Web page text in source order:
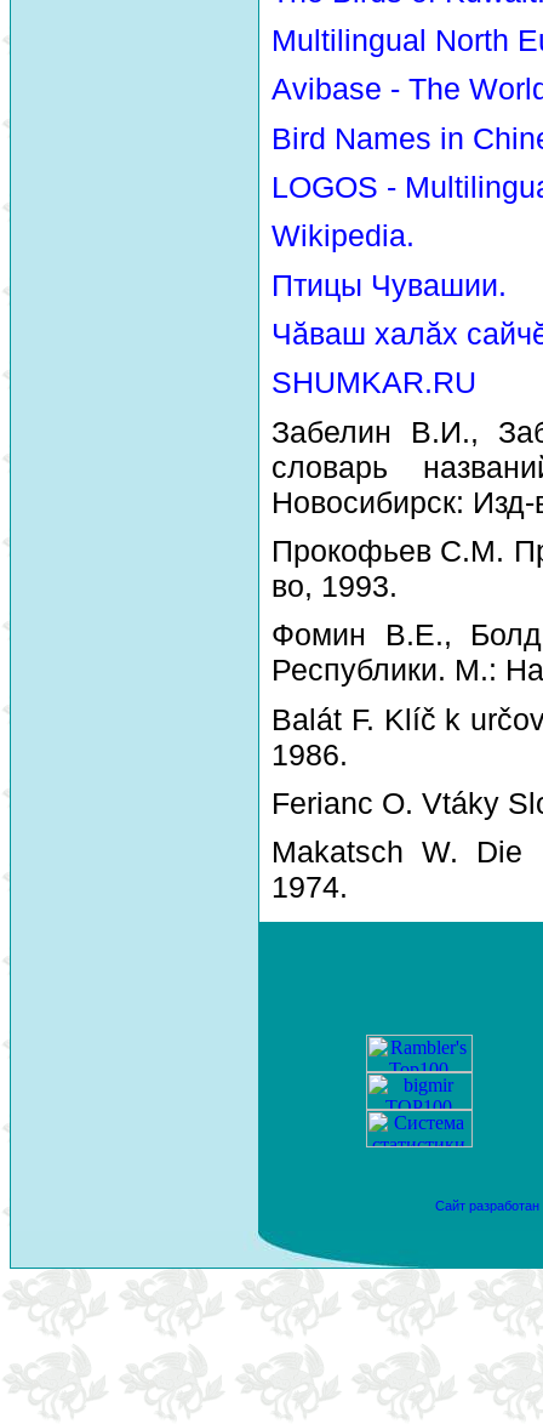
Multilingual North
Avibase - The
Bird Names in
LOGOS -
Wikipedia.
Птицы Чувашии.
Чăваш халăх
SHUMKAR.RU
Забелин В.И.,
словарь
Новосибирск:
Прокофьев С.М.
во, 1993.
Фомин В.Е., Болд
Республики. М.:
Balát F. Klíč k
1986.
Ferianc O. Vtáky
Makatsch W. Die
1974.
Сайт